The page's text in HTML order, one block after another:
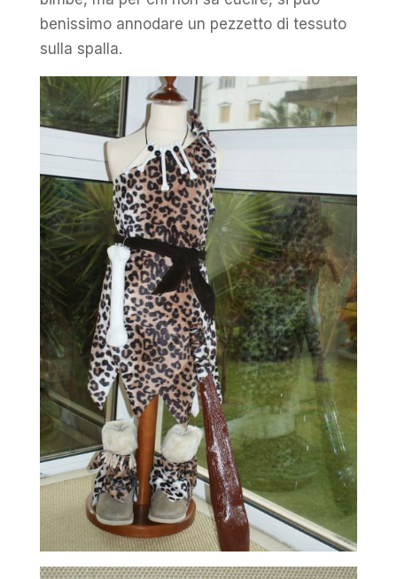
benissimo annodare un pezzetto di tessuto
sulla spalla.